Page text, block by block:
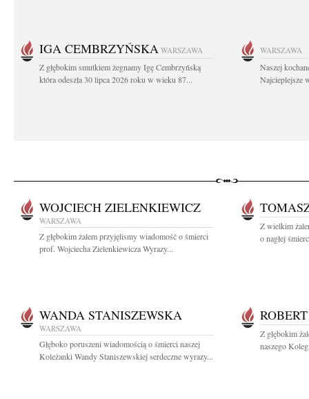
IGA CEMBRZYŃSKA WARSZAWA
Z głębokim smutkiem żegnamy Igę Cembrzyńską
która odeszła 30 lipca 2026 roku w wieku 87...
WARSZAWA
Naszej
Najcieplejsze
WOJCIECH ZIELENKIEWICZ
WARSZAWA
Z głębokim żalem przyjęlismy wiadomość o śmierci
prof. Wojciecha Zielenkiewicza Wyrazy...
Z wielkim
o nagłej
WANDA STANISZEWSKA
WARSZAWA
Głęboko poruszeni wiadomością o śmierci naszej
Koleżanki Wandy Staniszewskiej serdeczne wyrazy...
Z głębokim
naszego